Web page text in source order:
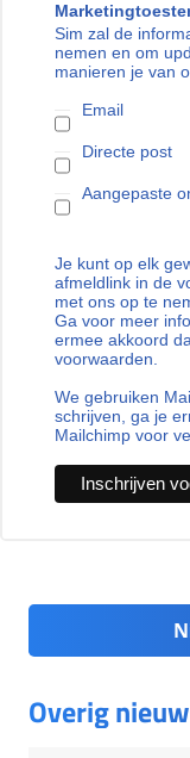
Sim zal de
nemen en om
manieren je van
Email
Directe post
Aangepaste
Je kunt op elk
afmeldlink in de
met ons op te
Ga voor meer
ermee akkoord
voorwaarden.
We gebruiken
schrijven, ga je
Mailchimp voor
Overig